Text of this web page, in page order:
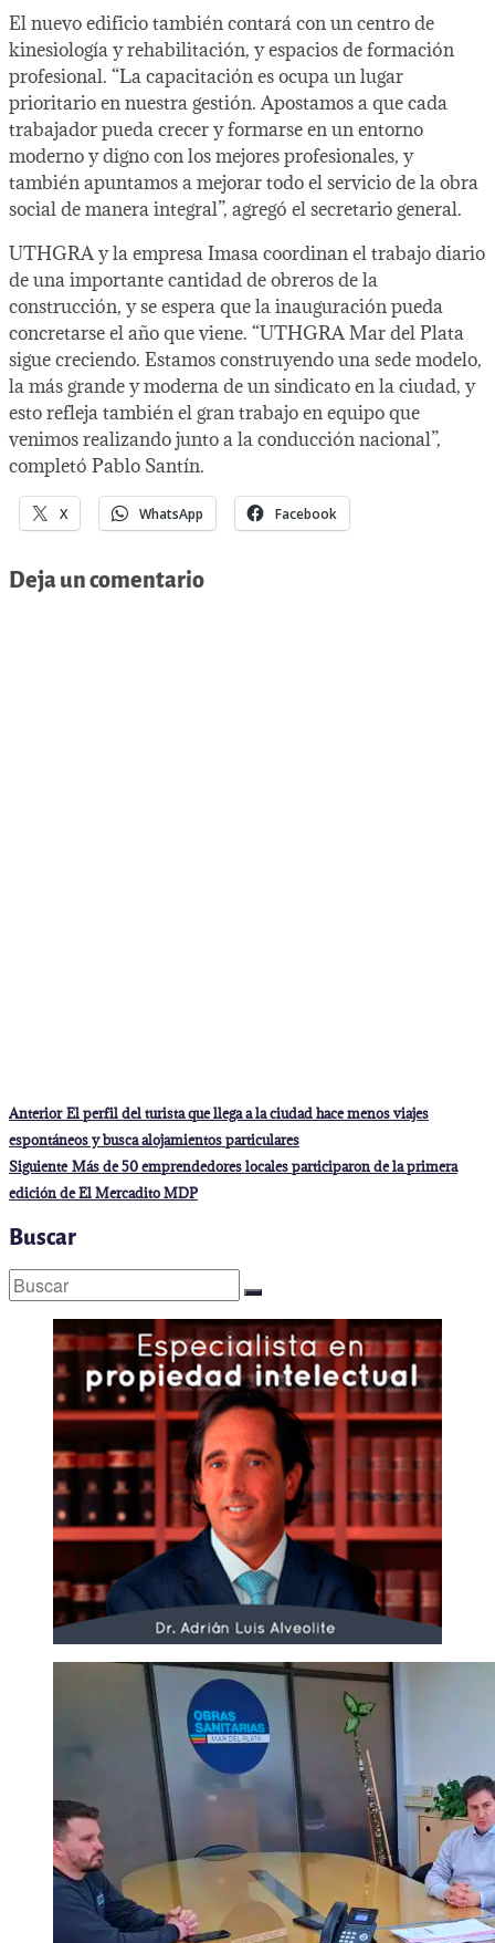
El nuevo edificio también contará con un centro de
kinesiología y rehabilitación, y espacios de formación
profesional. “La capacitación es ocupa un lugar
prioritario en nuestra gestión. Apostamos a que cada
trabajador pueda crecer y formarse en un entorno
moderno y digno con los mejores profesionales, y
también apuntamos a mejorar todo el servicio de la obra
social de manera integral”, agregó el secretario general.
UTHGRA y la empresa Imasa coordinan el trabajo diario
de una importante cantidad de obreros de la
construcción, y se espera que la inauguración pueda
concretarse el año que viene. “UTHGRA Mar del Plata
sigue creciendo. Estamos construyendo una sede modelo,
la más grande y moderna de un sindicato en la ciudad, y
esto refleja también el gran trabajo en equipo que
venimos realizando junto a la conducción nacional”,
completó Pablo Santín.
X WhatsApp Facebook
Deja un comentario
Navegación
de
entradas
Anterior Entrada
anterior:
El perfil del turista que llega a la ciudad hace menos viajes
espontáneos y busca alojamientos particulares
Siguiente Entrada
Más de 50 emprendedores locales participaron de la primera
edición de El Mercadito MDP
Buscar
Buscar